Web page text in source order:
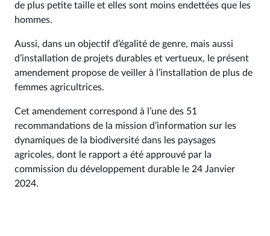
de plus petite taille et elles sont moins endettées que les
hommes.
Aussi, dans un objectif d’égalité de genre, mais aussi
d’installation de projets durables et vertueux, le présent
amendement propose de veiller à l’installation de plus de
femmes agricultrices.
Cet amendement correspond à l’une des 51
recommandations de la mission d’information sur les
dynamiques de la biodiversité dans les paysages
agricoles, dont le rapport a été approuvé par la
commission du développement durable le 24 Janvier
2024.